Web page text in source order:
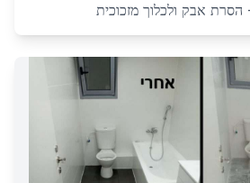
- הסרת אבק ולכלוך מזכוכית